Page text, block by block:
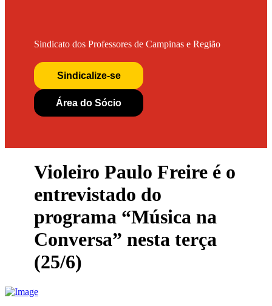
Sindicato dos Professores de Campinas e Região
Sindicalize-se
Área do Sócio
Violeiro Paulo Freire é o
entrevistado do
programa “Música na
Conversa” nesta terça
(25/6)